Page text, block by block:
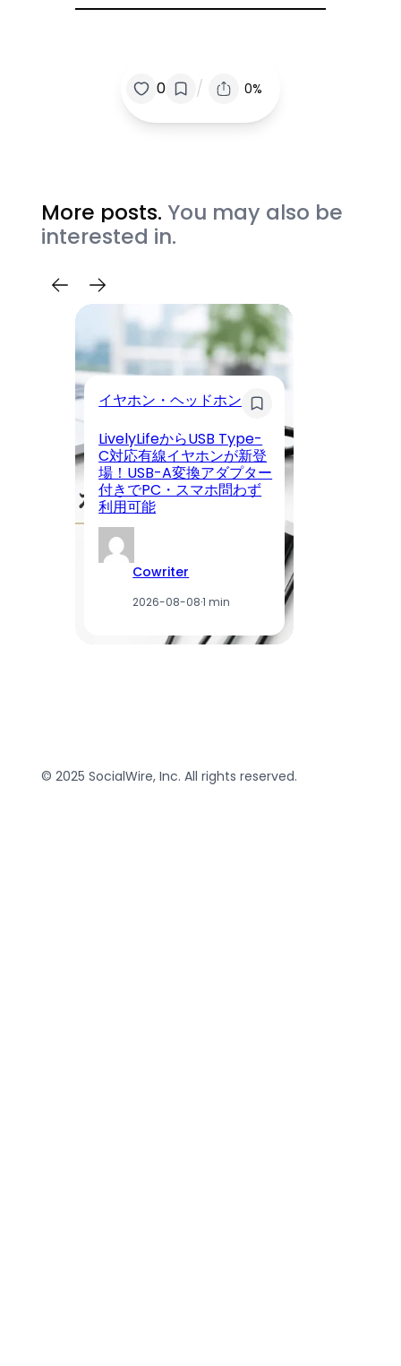
0 / 0%
More posts. You may also be
interested in.
イヤホン・ヘッドホン
LivelyLifeからUSB Type-
C対応有線イヤホンが新登
場！USB-A変換アダプター
付きでPC・スマホ問わず
利用可能
Cowriter
2026-08-08·1 min
© 2025 SocialWire, Inc. All rights reserved.